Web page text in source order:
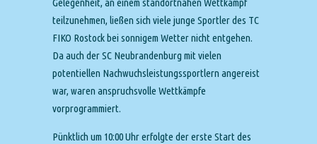
Gelegenheit, an einem standortnahen Wettkampf
teilzunehmen, ließen sich viele junge Sportler des TC
FIKO Rostock bei sonnigem Wetter nicht entgehen.
Da auch der SC Neubrandenburg mit vielen
potentiellen Nachwuchsleistungssportlern angereist
war, waren anspruchsvolle Wettkämpfe
vorprogrammiert.
Pünktlich um 10:00 Uhr erfolgte der erste Start des